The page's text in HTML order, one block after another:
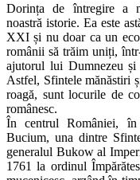
Dorința de întregire a
noastră istorie. Ea este
XXI și nu doar ca un
românii să trăim uniți,
ajutorul lui Dumnezeu și
Astfel, Sfintele mănăstiri
roagă, sunt locurile de
românesc.
În centrul României,
Bucium, una dintre
generalul Bukow al
1761 la ordinul